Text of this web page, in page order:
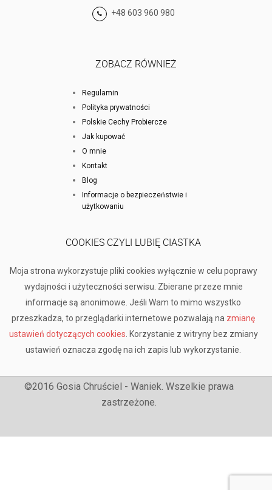
+48 603 960 980
ZOBACZ RÓWNIEŻ
Regulamin
Polityka prywatności
Polskie Cechy Probiercze
Jak kupować
O mnie
Kontakt
Blog
Informacje o bezpieczeństwie i
użytkowaniu
COOKIES CZYLI LUBIĘ CIASTKA
Moja strona wykorzystuje pliki cookies wyłącznie w celu poprawy
wydajności i użyteczności serwisu. Zbierane przeze mnie
informacje są anonimowe. Jeśli Wam to mimo wszystko
przeszkadza, to przeglądarki internetowe pozwalają na zmianę
ustawień dotyczących cookies . Korzystanie z witryny bez zmiany
ustawień oznacza zgodę na ich zapis lub wykorzystanie.
©2016 Gosia Chruściel - Waniek. Wszelkie prawa
zastrzeżone.